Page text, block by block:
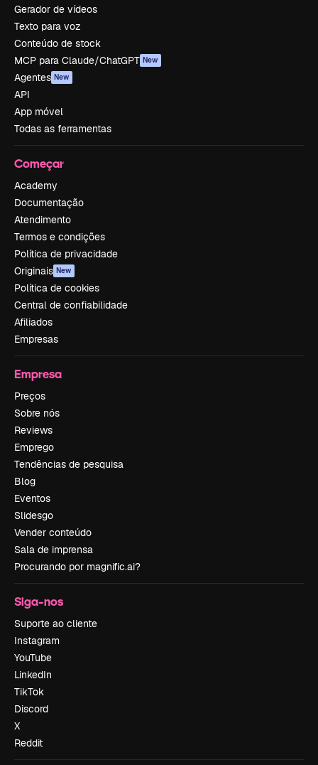
Gerador de vídeos
Texto para voz
Conteúdo de stock
MCP para Claude/ChatGPT New
Agentes New
API
App móvel
Todas as ferramentas
Começar
Academy
Documentação
Atendimento
Termos e condições
Política de privacidade
Originais New
Política de cookies
Central de confiabilidade
Afiliados
Empresas
Empresa
Preços
Sobre nós
Reviews
Emprego
Tendências de pesquisa
Blog
Eventos
Slidesgo
Vender conteúdo
Sala de imprensa
Procurando por magnific.ai?
Siga-nos
Suporte ao cliente
Instagram
YouTube
LinkedIn
TikTok
Discord
X
Reddit